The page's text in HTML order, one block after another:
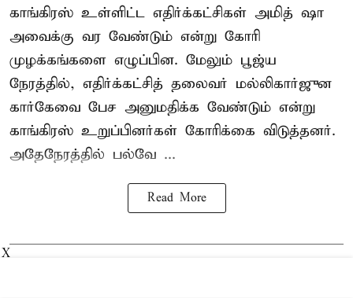
காங்கிரஸ் உள்ளிட்ட எதிர்க்கட்சிகள் அமித் ஷா
அவைக்கு வர வேண்டும் என்று கோரி
முழக்கங்களை எழுப்பின. மேலும் பூஜ்ய
நேரத்தில், எதிர்க்கட்சித் தலைவர் மல்லிகார்ஜுன
கார்கேவை பேச அனுமதிக்க வேண்டும் என்று
காங்கிரஸ் உறுப்பினர்கள் கோரிக்கை விடுத்தனர்.
அதேநேரத்தில் பல்வே ...
Read More
X